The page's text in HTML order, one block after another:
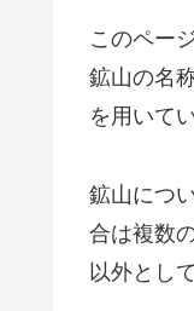
このペー
鉱山の名
を用いて
鉱山につ
合は複数
以外とし